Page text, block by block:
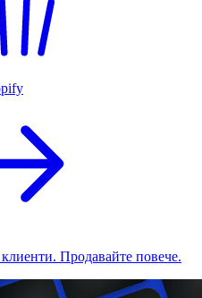
Продавайте повече.